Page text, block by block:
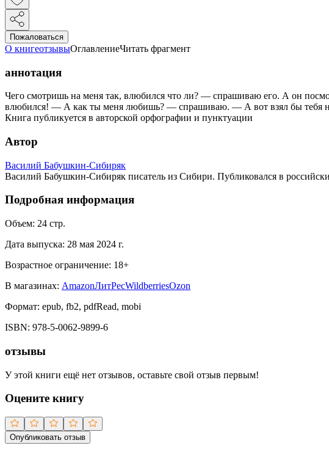
Пожаловаться
О книгеотзывыОглавлениеЧитать фрагмент
аннотация
Чего смотришь на меня так, влюбился что ли? — спрашиваю его. А он
влюбился! — А как ты меня любишь? — спрашиваю. — А вот взял бы тебя
Книга публикуется в авторской орфографии и пунктуации
Автор
Василий Бабушкин-Сибиряк
Василий Бабушкин-Сибиряк писатель из Сибири. Публиковался в
Подробная информация
Объем: 24 стр.
Дата выпуска: 28 мая 2024 г.
Возрастное ограничение: 18+
В магазинах: AmazonЛитРесWildberriesOzon
Формат: epub, fb2, pdfRead, mobi
ISBN: 978-5-0062-9899-6
отзывы
У этой книги ещё нет отзывов, оставьте свой отзыв первым!
Оцените книгу
Опубликовать отзыв